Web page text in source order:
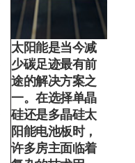
太阳能是当今减
少碳足迹最有前
途的解决方案之
一。在选择单晶
硅还是多晶硅太
阳能电池板时，
许多房主面临着